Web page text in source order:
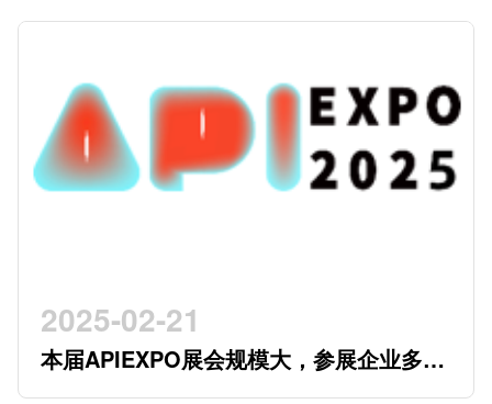
2025-02-21
本届APIEXPO展会规模大，参展企业多，
参观观众多，看展时间紧，怎么办？